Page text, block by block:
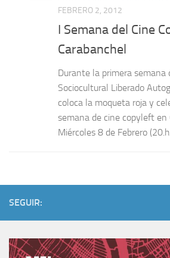
FEBRERO 2, 2012
I Semana del Cine
Carabanchel
Durante la primera semana
Sociocultural Liberado
coloca la moqueta roja y
semana de cine copyleft en
Miércoles 8 de Febrero
SEGUIR: